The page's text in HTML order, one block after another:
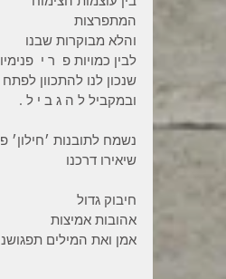
המתפרצות
והלא מבוקרות שבנו
לבין כמויות פ  ר י
שנכון לנו להתכוון לפתח
ובמקביל ל ה ג ב י ל .
נשמח לתובנות ׳חילון׳
שיאירו דרכנו
חיבוק גדול
אהובות אמיצות
אמן ואת המילים